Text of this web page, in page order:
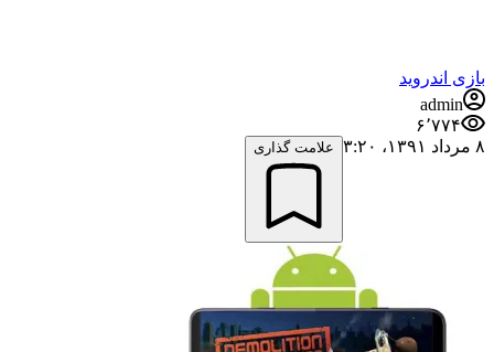
بازی اندروید
admin
۶٬۷۷۴
۸ مرداد ۱۳۹۱،‏ ۳:۲۰
علامت گذاری